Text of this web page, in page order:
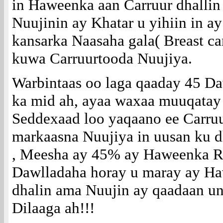
in Haweenka aan Carruur
Nuujinin ay Khatar u yihiin in ay
kansarka Naasaha gala( Breast
kuwa Carruurtooda Nuujiya.
Warbintaas oo laga qaaday 45
ka mid ah, ayaa waxaa
Seddexaad loo yaqaano ee
markaasna Nuujiya in uusan ku
, Meesha ay 45% ay Haweenka
Dawlladaha horay u maray ay
dhalin ama Nuujin ay qaadaan
Dilaaga ah!!!